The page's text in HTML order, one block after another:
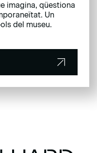
imagina, qüestiona
Un
del museu.